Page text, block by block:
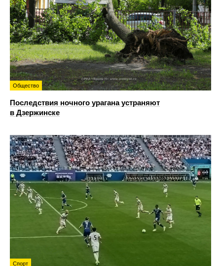
Общество
Последствия ночного урагана устраняют
в Дзержинске
Спорт